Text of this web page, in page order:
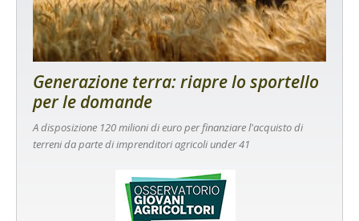
Generazione terra: riapre lo sportello
per le domande
A disposizione 120 milioni di euro per finanziare l'acquisto di
terreni da parte di imprenditori agricoli under 41